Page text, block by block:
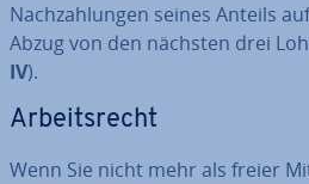
Nach­zah­lun­gen seines Anteils
Abzug von den nächsten drei
IV).
Ar­beits­recht
Wenn Sie nicht mehr als freier